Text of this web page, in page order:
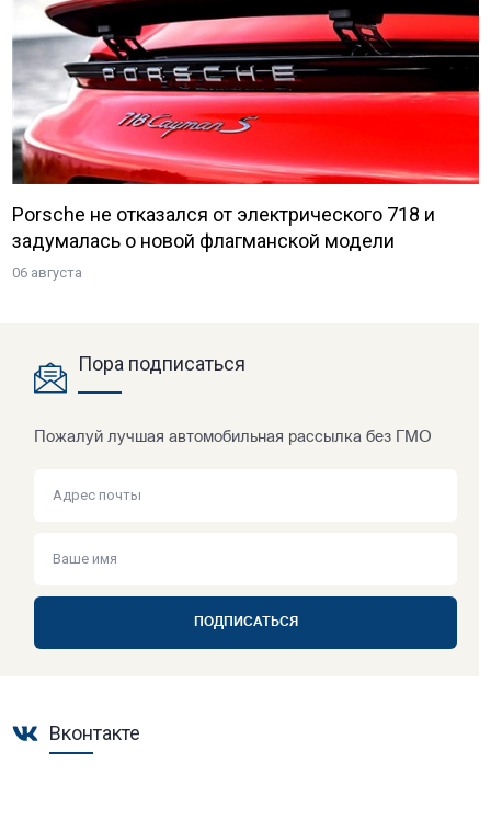
Porsche не отказался от электрического 718 и
задумалась о новой флагманской модели
06 августа
Пора подписаться
Пожалуй лучшая автомобильная рассылка без ГМО
ПОДПИСАТЬСЯ
Вконтакте